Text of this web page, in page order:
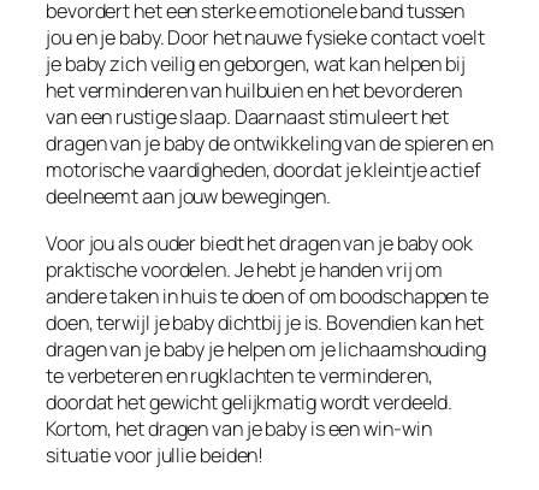
bevordert het een sterke emotionele band tussen
jou en je baby. Door het nauwe fysieke contact voelt
je baby zich veilig en geborgen, wat kan helpen bij
het verminderen van huilbuien en het bevorderen
van een rustige slaap. Daarnaast stimuleert het
dragen van je baby de ontwikkeling van de spieren en
motorische vaardigheden, doordat je kleintje actief
deelneemt aan jouw bewegingen.
Voor jou als ouder biedt het dragen van je baby ook
praktische voordelen. Je hebt je handen vrij om
andere taken in huis te doen of om boodschappen te
doen, terwijl je baby dichtbij je is. Bovendien kan het
dragen van je baby je helpen om je lichaamshouding
te verbeteren en rugklachten te verminderen,
doordat het gewicht gelijkmatig wordt verdeeld.
Kortom, het dragen van je baby is een win-win
situatie voor jullie beiden!